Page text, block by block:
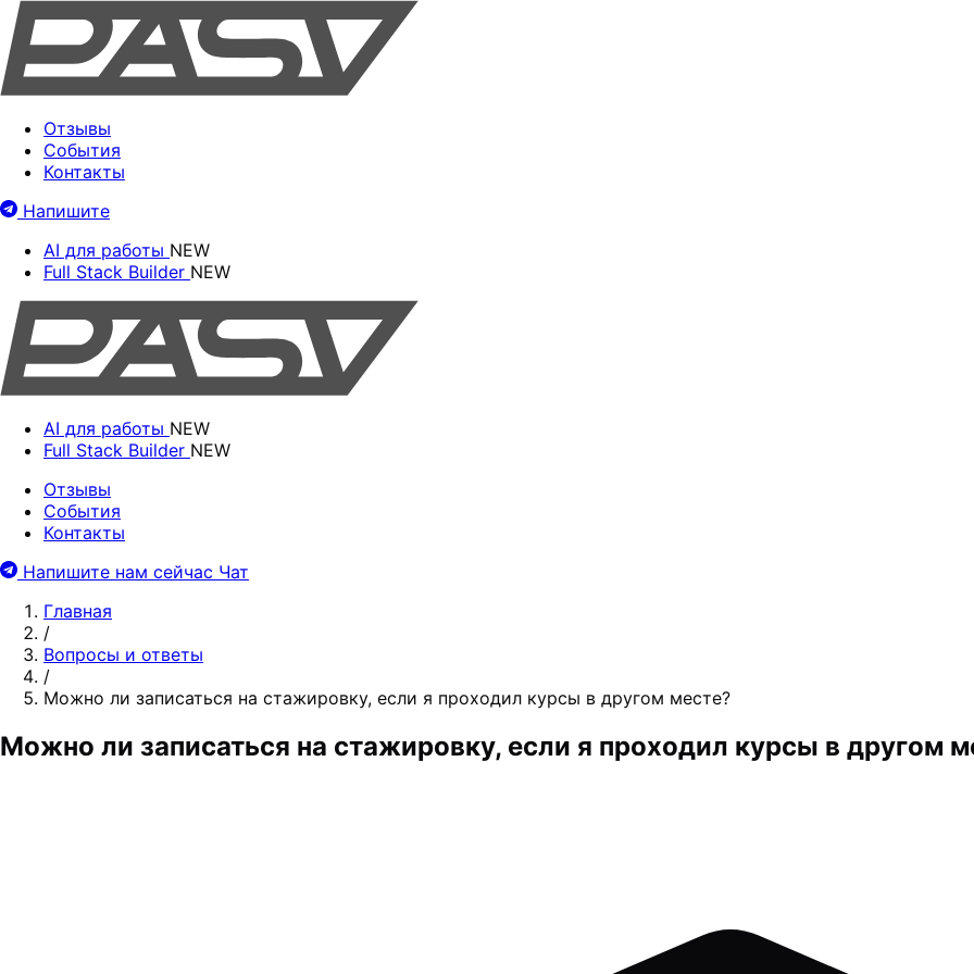
Отзывы
События
Контакты
Напишите
AI для работы NEW
Full Stack Builder NEW
AI для работы NEW
Full Stack Builder NEW
Отзывы
События
Контакты
Напишите нам сейчас Чат
Главная
/
Вопросы и ответы
/
Можно ли записаться на стажировку, если я проходил курсы в другом месте?
Можно ли записаться на стажировку, если я проходил курсы в другом